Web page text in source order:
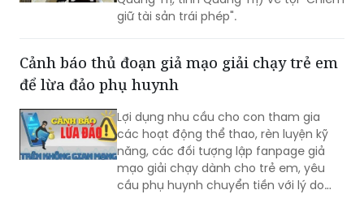
Cảnh báo thủ đoạn giả mạo giải chạy trẻ em
Lợi dụng nhu cầu cho con tham gia
các hoạt động thể thao, rèn luyện kỹ
năng, các đối tượng lập fanpage giả
mạo giải chạy dành cho trẻ em, yêu
cầu phụ huynh chuyển tiền với lý do
mở hồ sơ, giữ suất, xác minh thông tin
rồi liên tục dụ nạn nhân nộp thêm tiền.
Công an Hà Nội cảnh báo người dân
Vĩnh Long: Truy tố tài xế xe tải gây tai nạn